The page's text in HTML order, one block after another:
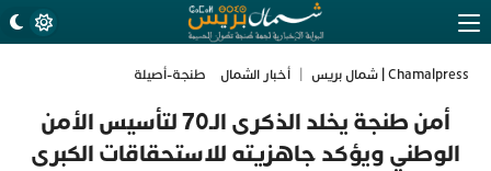
Chamalpress | شمال بريس أخبار الشمال طنجة-أصيلة
أمن طنجة يخلد الذكرى الـ70 لتأسيس الأمن
الوطني ويؤكد جاهزيته للاستحقاقات الكبرى